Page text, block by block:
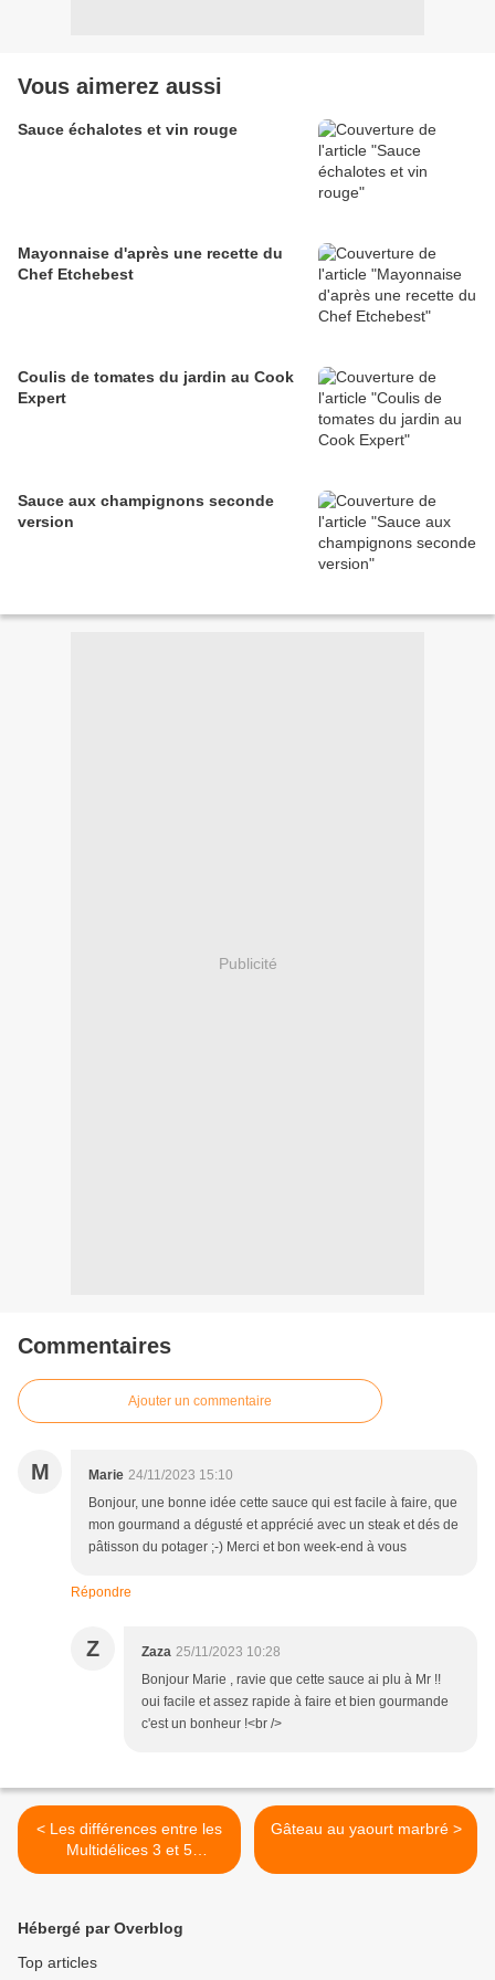
Vous aimerez aussi
Sauce échalotes et vin rouge
Mayonnaise d'après une recette du
Chef Etchebest
Coulis de tomates du jardin au Cook
Expert
Sauce aux champignons seconde
version
Publicité
Commentaires
Ajouter un commentaire
M Marie 24/11/2023 15:10
Bonjour, une bonne idée cette sauce qui est facile à faire, que
mon gourmand a dégusté et apprécié avec un steak et dés de
pâtisson du potager ;-) Merci et bon week-end à vous
Répondre
Z Zaza 25/11/2023 10:28
Bonjour Marie , ravie que cette sauce ai plu à Mr !!
oui facile et assez rapide à faire et bien gourmande
c'est un bonheur !<br />
< Les différences entre les
Multidélices 3 et 5
programmes
Gâteau au yaourt marbré >
Hébergé par Overblog
Top articles